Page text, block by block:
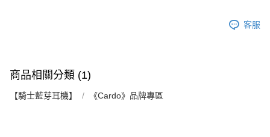
客服
商品相關分類 (1)
【騎士藍芽耳機】 《Cardo》品牌專區